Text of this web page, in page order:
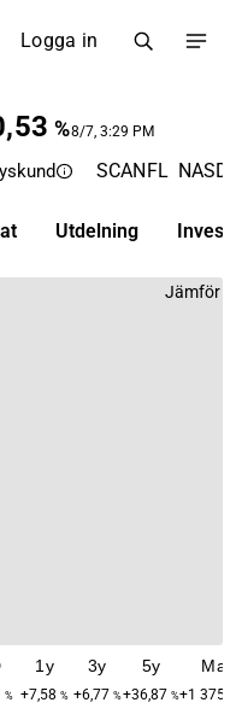
Logga in
%8/7, 3:29 PM
SCANFL
Utdelning
Jämför
%
1y
+7,58 %
3y
+6,77 %
5y
+36,87 %
Max
+1